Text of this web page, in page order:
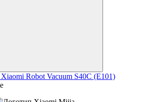
Robot Vacuum S40C (Е101)